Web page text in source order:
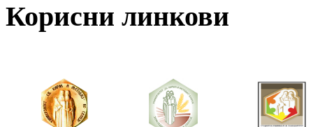
Корисни линкови